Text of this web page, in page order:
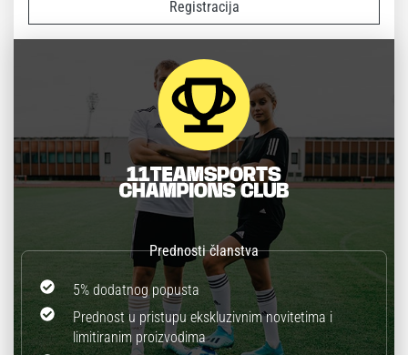
Registracija
5% dodatnog popusta
Prednost u pristupu ekskluzivnim novitetima i
limitiranim proizvodima